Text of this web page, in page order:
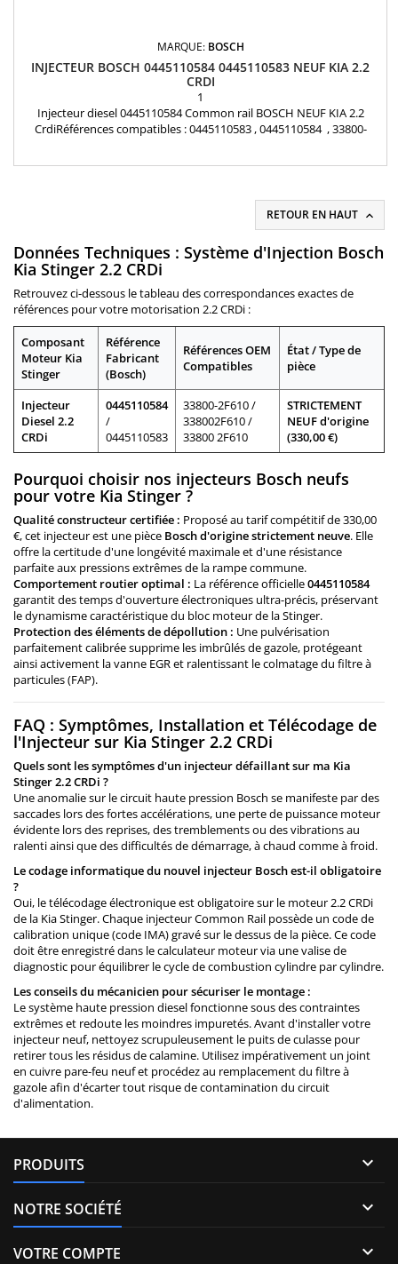
MARQUE: BOSCH
INJECTEUR BOSCH 0445110584 0445110583 NEUF KIA 2.2
CRDI
1
Injecteur diesel 0445110584 Common rail BOSCH NEUF KIA 2.2
CrdiRéférences compatibles : 0445110583 , 0445110584 , 33800-
RETOUR EN HAUT 
Données Techniques : Système d'Injection Bosch
Kia Stinger 2.2 CRDi
Retrouvez ci-dessous le tableau des correspondances exactes de
références pour votre motorisation 2.2 CRDi :
Composant
Moteur Kia
Stinger
Référence
Fabricant
(Bosch)
Références OEM
Compatibles
État / Type de
pièce
Injecteur
Diesel 2.2
CRDi
0445110584
/
0445110583
33800-2F610 /
338002F610 /
33800 2F610
STRICTEMENT
NEUF d'origine
(330,00 €)
Pourquoi choisir nos injecteurs Bosch neufs
pour votre Kia Stinger ?
Qualité constructeur certifiée : Proposé au tarif compétitif de 330,00
€, cet injecteur est une pièce Bosch d'origine strictement neuve. Elle
offre la certitude d'une longévité maximale et d'une résistance
parfaite aux pressions extrêmes de la rampe commune.
Comportement routier optimal : La référence officielle0445110584
garantit des temps d'ouverture électroniques ultra-précis, préservant
le dynamisme caractéristique du bloc moteur de la Stinger.
Protection des éléments de dépollution : Une pulvérisation
parfaitement calibrée supprime les imbrûlés de gazole, protégeant
ainsi activement la vanne EGR et ralentissant le colmatage du filtre à
particules (FAP).
FAQ : Symptômes, Installation et Télécodage de
l'Injecteur sur Kia Stinger 2.2 CRDi
Quels sont les symptômes d'un injecteur défaillant sur ma Kia
Stinger 2.2 CRDi ?
Une anomalie sur le circuit haute pression Bosch se manifeste par des
saccades lors des fortes accélérations, une perte de puissance moteur
évidente lors des reprises, des tremblements ou des vibrations au
ralenti ainsi que des difficultés de démarrage, à chaud comme à froid.
Le codage informatique du nouvel injecteur Bosch est-il obligatoire
?
Oui, le télécodage électronique est obligatoire sur le moteur 2.2 CRDi
de la Kia Stinger. Chaque injecteur Common Rail possède un code de
calibration unique (code IMA) gravé sur le dessus de la pièce. Ce code
doit être enregistré dans le calculateur moteur via une valise de
diagnostic pour équilibrer le cycle de combustion cylindre par cylindre.
Les conseils du mécanicien pour sécuriser le montage :
Le système haute pression diesel fonctionne sous des contraintes
extrêmes et redoute les moindres impuretés. Avant d'installer votre
injecteur neuf, nettoyez scrupuleusement le puits de culasse pour
retirer tous les résidus de calamine. Utilisez impérativement un joint
en cuivre pare-feu neuf et procédez au remplacement du filtre à
gazole afin d'écarter tout risque de contamination du circuit
d'alimentation.
PRODUITS 
NOTRE SOCIÉTÉ 
VOTRE COMPTE 